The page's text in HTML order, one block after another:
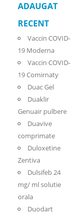
ADAUGAT
RECENT
Vaccin COVID-
19 Moderna
Vaccin COVID-
19 Comirnaty
Duac Gel
Duaklir
Genuair pulbere
Duavive
comprimate
Duloxetine
Zentiva
Dulsifeb 24
mg/ ml solutie
orala
Duodart